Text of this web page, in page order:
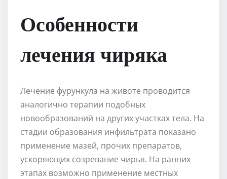
Особенности
лечения чиряка
Лечение фурункула на животе проводится
аналогично терапии подобных
новообразований на других участках тела. На
стадии образования инфильтрата показано
применение мазей, прочих препаратов,
ускоряющих созревание чирья. На ранних
этапах возможно применение местных